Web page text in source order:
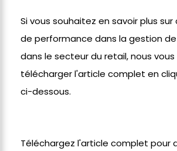
Si vous souhaitez en savoir plus sur
de performance dans la gestion
dans le secteur du retail, nous
télécharger l'article complet en
ci-dessous.
Téléchargez l'article complet pour